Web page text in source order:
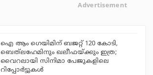
Advertisement
ഐ ആം ഗെയിമിന് ബജറ്റ് 120 കോടി,
ബെത്‌ലഹേമിനും ഖലീഫയ്ക്കും ഇത്ര;
വൈറലായി സിനിമാ പേജുകളിലെ
റിപ്പോര്‍ട്ടുകള്‍